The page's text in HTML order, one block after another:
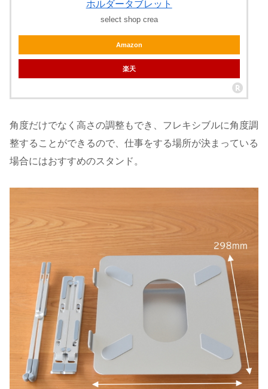
ホルダータブレット
select shop crea
Amazon
楽天
角度だけでなく高さの調整もでき、フレキシブルに角度調
整することができるので、仕事をする場所が決まっている
場合にはおすすめのスタンド。